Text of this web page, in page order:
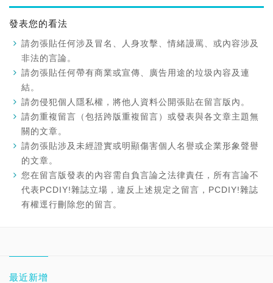
發表您的看法
請勿張貼任何涉及冒名、人身攻擊、情緒謾罵、或內容涉及
非法的言論。
請勿張貼任何帶有商業或宣傳、廣告用途的垃圾內容及連
結。
請勿侵犯個人隱私權，將他人資料公開張貼在留言版內。
請勿重複留言（包括跨版重複留言）或發表與各文章主題無
關的文章。
請勿張貼涉及未經證實或明顯傷害個人名譽或企業形象聲譽
的文章。
您在留言版發表的內容需自負言論之法律責任，所有言論不
代表PCDIY!雜誌立場，違反上述規定之留言，PCDIY!雜誌
有權逕行刪除您的留言。
最近新增